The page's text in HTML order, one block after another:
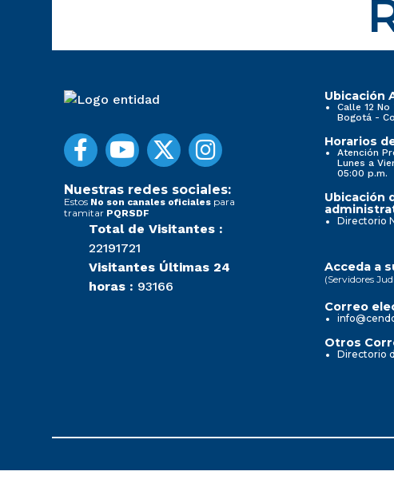
Nuestras redes sociales:
Estos No son canales oficiales para
tramitar PQRSDF
Total de Visitantes :
22191721
Visitantes Últimas 24
horas : 93166
Ubicación
Calle 12
Bogotá -
Horarios
Atención
Lunes a
05:00 p.m.
Ubicación
Directorio
Acceda a
(Servidores
Correo
Otros
Directorio